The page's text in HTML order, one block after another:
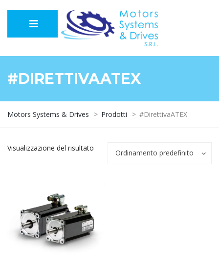
#DIRETTIVAATEX
Motors Systems & Drives > Prodotti > #DirettivaATEX
Visualizzazione del risultato
Ordinamento predefinito